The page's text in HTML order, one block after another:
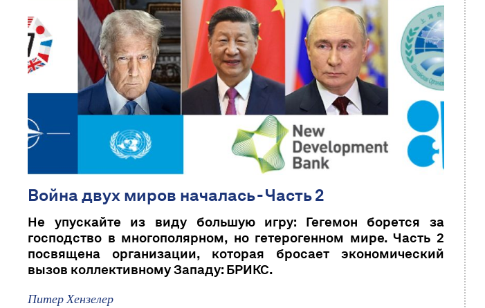
Война двух миров началась - Часть 2
Не упускайте из виду большую игру: Гегемон борется за
господство в многополярном, но гетерогенном мире. Часть 2
посвящена организации, которая бросает экономический
вызов коллективному Западу: БРИКС.
Питер Хензелер